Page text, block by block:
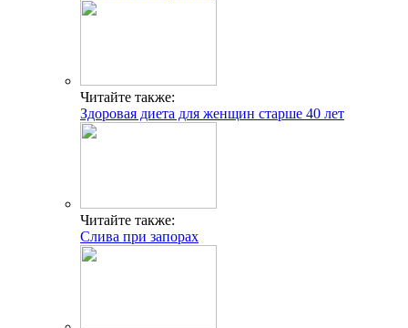
Читайте также:
Здоровая диета для женщин старше 40 лет
Читайте также:
Слива при запорах